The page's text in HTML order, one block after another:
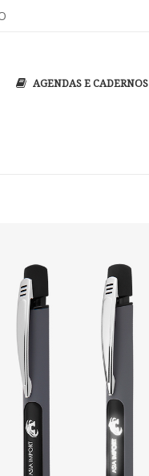
COM SEU LOGOTIPO
AGENDAS E CADERNOS